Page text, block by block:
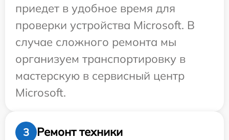
приедет в удобное время для
проверки устройства Microsoft. В
случае сложного ремонта мы
организуем транспортировку в
мастерскую в сервисный центр
Microsoft.
3
Ремонт техники